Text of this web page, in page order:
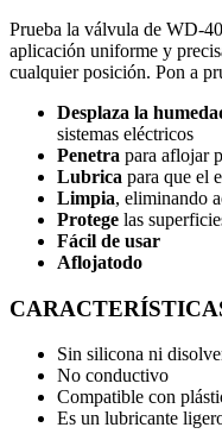
Prueba la válvula de WD-
aplicación uniforme y
cualquier posición. Pon a
Desplaza la
sistemas eléctricos
Penetra para aflojar
Lubrica para que el
Limpia, eliminando
Protege las
Fácil de usar
Aflojatodo
Sin silicona ni
No conductivo
Compatible con
Es un lubricante